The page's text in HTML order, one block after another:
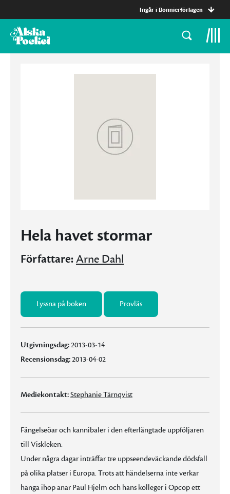
Ingår i Bonnierförlagen
Hela havet stormar
Författare:Arne Dahl
Lyssna på boken Provläs
Utgivningsdag:2013-03-14
Recensionsdag:2013-04-02
Mediekontakt:Stephanie Tärnqvist
Fängelseöar och kannibaler i den efterlängtade uppföljaren
till Viskleken.
Under några dagar inträffar tre uppseendeväckande dödsfall
på olika platser i Europa. Trots att händelserna inte verkar
hänga ihop anar Paul Hjelm och hans kolleger i Opcop ett